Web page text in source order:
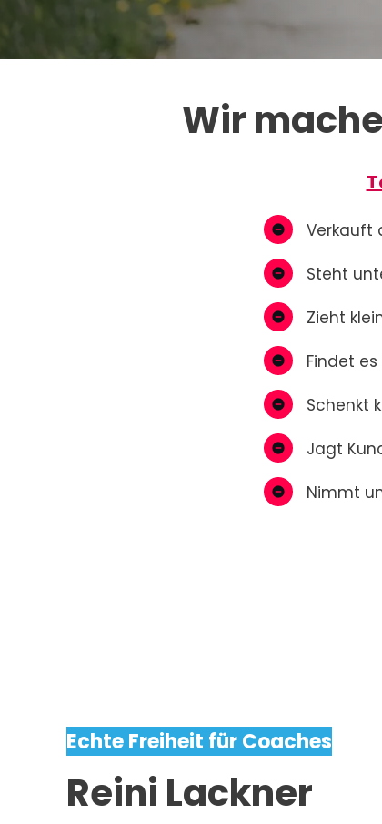
Wir
Verkauft
Steht
Zieht
Findet
Schenkt
Jagt
Nimmt
Echte Freiheit für Coaches
Reini Lackner